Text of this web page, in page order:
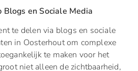
Blogs en Sociale Media
te delen via blogs en sociale
in Oosterhout om complexe
te maken voor het
niet alleen de zichtbaarheid,